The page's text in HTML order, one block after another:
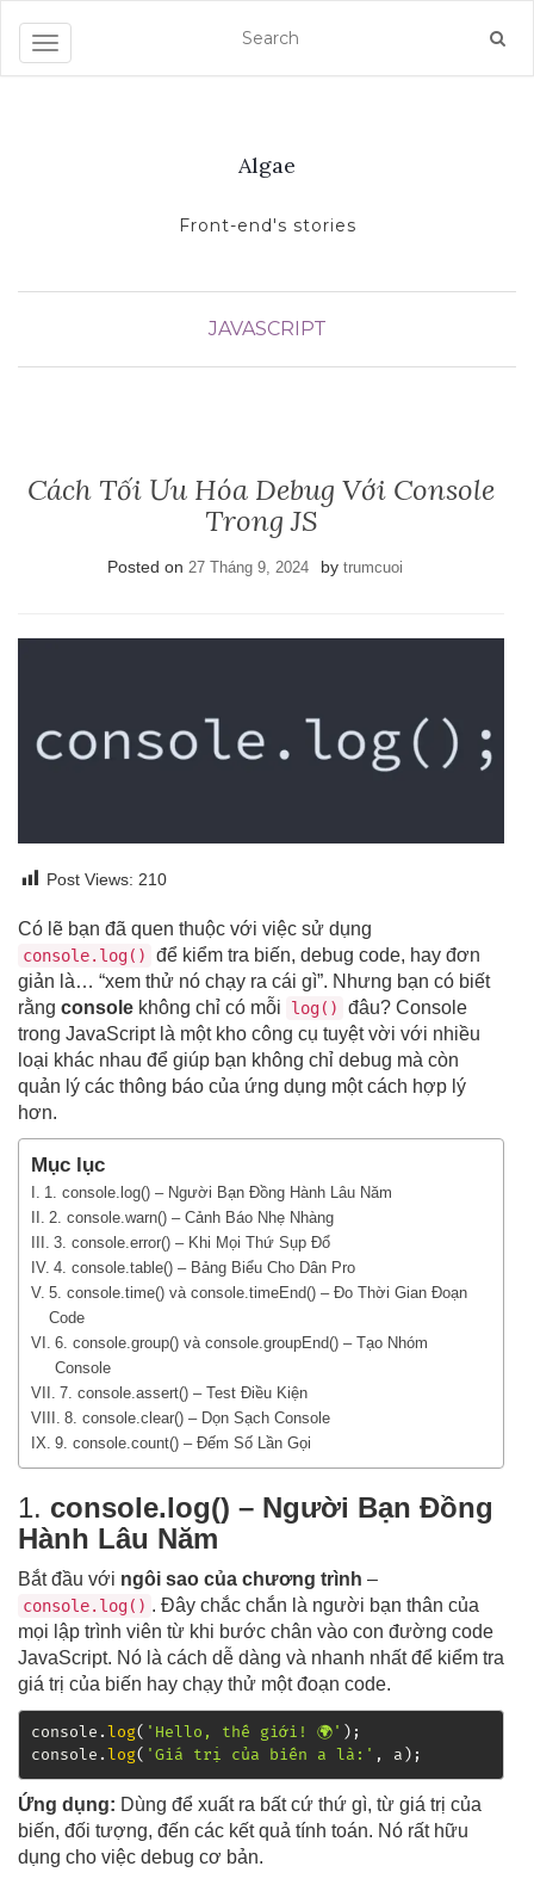
Toggle navigation
Algae
Front-end's stories
JAVASCRIPT
Cách Tối Ưu Hóa Debug Với Console
Trong JS
Posted on 27 Tháng 9, 2024 by trumcuoi
Post Views: 210
Có lẽ bạn đã quen thuộc với việc sử dụng
console.log()
để kiểm tra biến, debug code, hay đơn
giản là… “xem thử nó chạy ra cái gì”. Nhưng bạn có biết
rằng console không chỉ có mỗi log()
đâu? Console
trong JavaScript là một kho công cụ tuyệt vời với nhiều
loại khác nhau để giúp bạn không chỉ debug mà còn
quản lý các thông báo của ứng dụng một cách hợp lý
hơn.
Mục lục
1. console.log() – Người Bạn Đồng Hành Lâu Năm
2. console.warn() – Cảnh Báo Nhẹ Nhàng
3. console.error() – Khi Mọi Thứ Sụp Đổ
4. console.table() – Bảng Biểu Cho Dân Pro
5. console.time() và console.timeEnd() – Đo Thời Gian Đoạn
Code
6. console.group() và console.groupEnd() – Tạo Nhóm
Console
7. console.assert() – Test Điều Kiện
8. console.clear() – Dọn Sạch Console
9. console.count() – Đếm Số Lần Gọi
1. console.log() – Người Bạn Đồng
Hành Lâu Năm
Bắt đầu với ngôi sao của chương trình –
console.log() . Đây chắc chắn là người bạn thân của
mọi lập trình viên từ khi bước chân vào con đường code
JavaScript. Nó là cách dễ dàng và nhanh nhất để kiểm tra
giá trị của biến hay chạy thử một đoạn code.
console .log( 'Hello, thế giới! 🌍' ) ;
console .log( 'Giá trị của biến a là:' , a ) ;
Ứng dụng: Dùng để xuất ra bất cứ thứ gì, từ giá trị của
biến, đối tượng, đến các kết quả tính toán. Nó rất hữu
dụng cho việc debug cơ bản.